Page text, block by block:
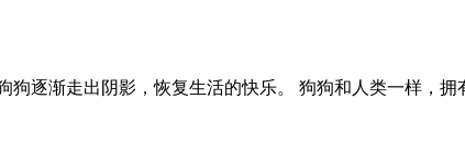
逐渐走出阴影，恢复生活的快乐。 狗狗和人类一样，拥